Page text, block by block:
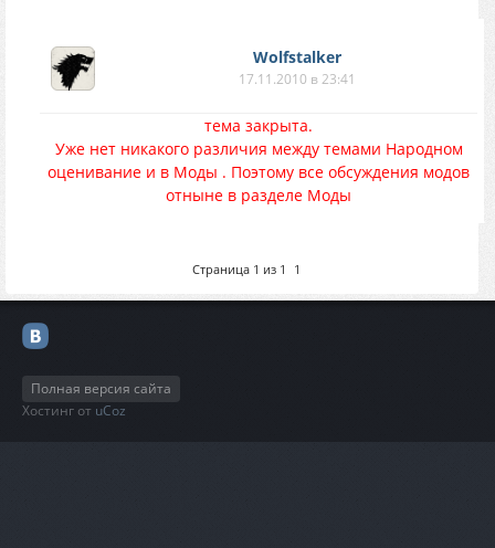
Wolfstalker
17.11.2010 в 23:41
тема закрыта.
Уже нет никакого различия между темами Народном
оценивание и в Моды . Поэтому все обсуждения модов
отныне в разделе Моды
Страница 1 из 1 1
Полная версия сайта
Хостинг от uCoz